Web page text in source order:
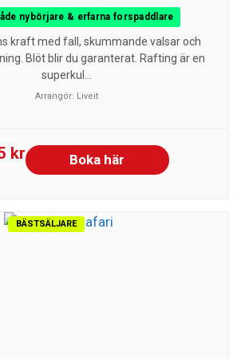
nybörjare & erfarna forspaddlare
kraft med fall, skummande valsar och
Blöt blir du garanterat. Rafting är en
superkul...
Arrangör: Liveit
kr Boka här
BÄSTSÄLJARE